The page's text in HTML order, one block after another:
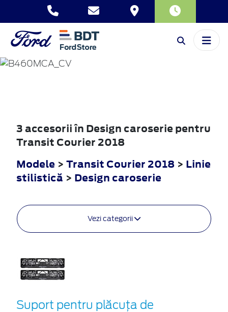
TRANSIT
COURIER
3 accesorii în Design caroserie pentru
Transit Courier 2018
Modele > Transit Courier 2018 > Linie
stilistică > Design caroserie
Vezi categorii
Suport pentru plăcuța de